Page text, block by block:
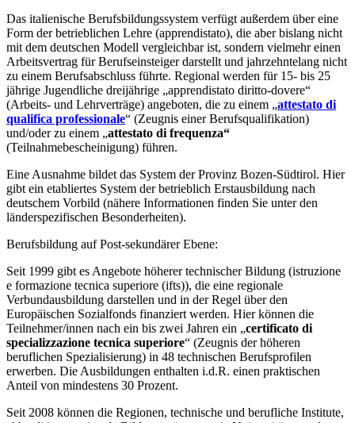
Das italienische Berufsbildungssystem verfügt außerdem über eine
Form der betrieblichen Lehre (apprendistato), die aber bislang nicht
mit dem deutschen Modell vergleichbar ist, sondern vielmehr einen
Arbeitsvertrag für Berufseinsteiger darstellt und jahrzehntelang nicht
zu einem Berufsabschluss führte. Regional werden für 15- bis 25
jährige Jugendliche dreijährige „apprendistato diritto-dovere“
(Arbeits- und Lehrverträge) angeboten, die zu einem „attestato di
qualifica professionale“ (Zeugnis einer Berufsqualifikation)
und/oder zu einem „attestato di frequenza“
(Teilnahmebescheinigung) führen.
Eine Ausnahme bildet das System der Provinz Bozen-Südtirol. Hier
gibt ein etabliertes System der betrieblich Erstausbildung nach
deutschem Vorbild (nähere Informationen finden Sie unter den
länderspezifischen Besonderheiten).
Berufsbildung auf Post-sekundärer Ebene:
Seit 1999 gibt es Angebote höherer technischer Bildung (istruzione
e formazione tecnica superiore (ifts)), die eine regionale
Verbundausbildung darstellen und in der Regel über den
Europäischen Sozialfonds finanziert werden. Hier können die
Teilnehmer/innen nach ein bis zwei Jahren ein „certificato di
specializzazione tecnica superiore“ (Zeugnis der höheren
beruflichen Spezialisierung) in 48 technischen Berufsprofilen
erwerben. Die Ausbildungen enthalten i.d.R. einen praktischen
Anteil von mindestens 30 Prozent.
Seit 2008 können die Regionen, technische und berufliche Institute,